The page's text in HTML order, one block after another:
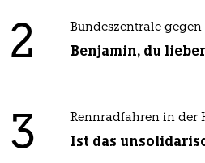
2 Bundeszentrale
Benjamin, du
3 Rennradfahren in der
Ist das